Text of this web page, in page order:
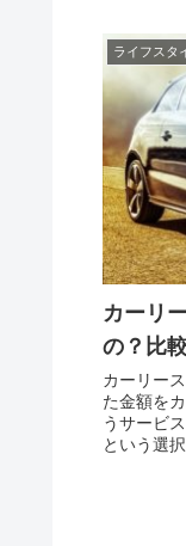
ライフスタ
カーリ
の？比
カーリー
た金額を
うサービ
という選